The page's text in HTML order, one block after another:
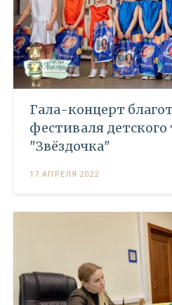
Гала-концерт
фестиваля детского
"Звёздочка"
17 АПРЕЛЯ 2022